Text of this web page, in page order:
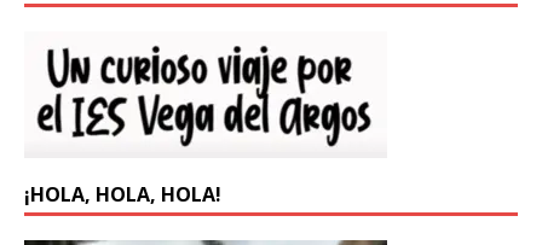
¡HOLA, HOLA, HOLA!